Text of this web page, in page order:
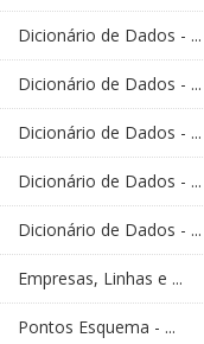
Dicionário de Dados - ...
Dicionário de Dados - ...
Dicionário de Dados - ...
Dicionário de Dados - ...
Dicionário de Dados - ...
Empresas, Linhas e ...
Pontos Esquema - ...